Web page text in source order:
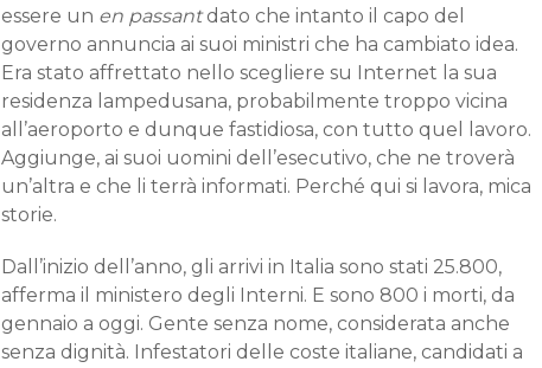
essere un en passantdato che intanto il capo del
governo annuncia ai suoi ministri che ha cambiato idea.
Era stato affrettato nello scegliere su Internet la sua
residenza lampedusana, probabilmente troppo vicina
all’aeroporto e dunque fastidiosa, con tutto quel lavoro.
Aggiunge, ai suoi uomini dell’esecutivo, che ne troverà
un’altra e che li terrà informati. Perché qui si lavora, mica
storie.
Dall’inizio dell’anno, gli arrivi in Italia sono stati 25.800,
afferma il ministero degli Interni. E sono 800 i morti, da
gennaio a oggi. Gente senza nome, considerata anche
senza dignità. Infestatori delle coste italiane, candidati a